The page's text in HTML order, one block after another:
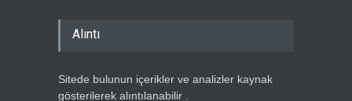
Alıntı
Sitede bulunun içerikler ve analizler kaynak
gösterilerek alıntılanabilir .